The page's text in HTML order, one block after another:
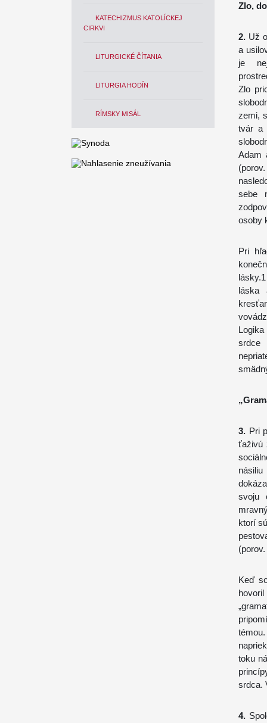
KATECHIZMUS KATOLÍCKEJ
CIRKVI
LITURGICKÉ ČÍTANIA
LITURGIA HODÍN
RÍMSKY MISÁL
Zlo,
2. Už
a
je
Zlo
zemi,
tvár a
Adam
sebe
osoby
Pri
láska
srdce
3. Pri
ťaživú
svoju
ktorí
(porov.
Keď
toku
srdca.
4.